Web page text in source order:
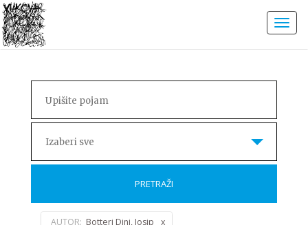
Izaberi sve
PRETRAŽI
AUTOR: Botteri Dini, Josip